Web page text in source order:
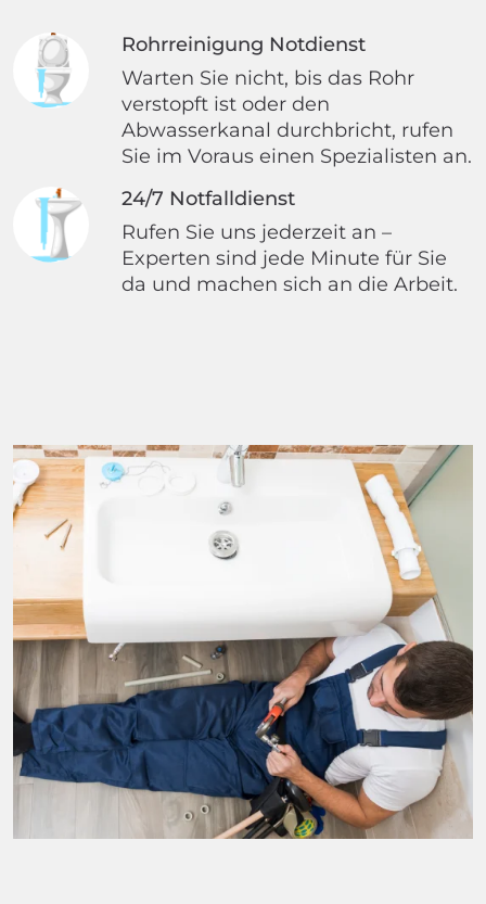
Rohrreinigung Notdienst
Warten Sie nicht, bis das Rohr
verstopft ist oder den
Abwasserkanal durchbricht, rufen
Sie im Voraus einen Spezialisten an.
24/7 Notfalldienst
Rufen Sie uns jederzeit an –
Experten sind jede Minute für Sie
da und machen sich an die Arbeit.